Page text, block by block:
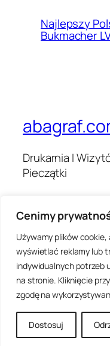
Cenimy
Używamy plików
wyświetlać reklamy lub
indywidualnych potrzeb
na stronie. Kliknięcie
zgodę na
Dostosuj
Najlepszy
Bukmacher
Drukarnia I
Pieczątki
Blog
O nas
Najczęściej
Autorzy
Dwadzieścia